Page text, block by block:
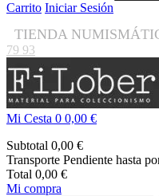
Carrito Iniciar Sesión
TIENDA
79 93
Mi Cesta 0 0,00 €
Subtotal 0,00 €
Transporte Pendiente hasta
Total 0,00 €
Mi compra